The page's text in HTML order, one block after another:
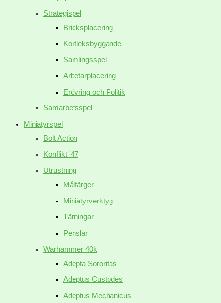
Strategispel
Bricksplacering
Kortleksbyggande
Samlingsspel
Arbetarplacering
Erövring och Politik
Samarbetsspel
Miniatyrspel
Bolt Action
Konflikt '47
Utrustning
Målfärger
Miniatyrverktyg
Tärningar
Penslar
Warhammer 40k
Adepta Sororitas
Adeptus Custodes
Adeptus Mechanicus